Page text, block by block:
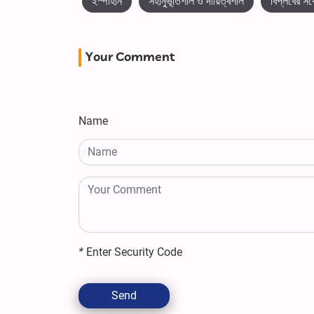
Your Comment
Name
* Enter Security Code
Send